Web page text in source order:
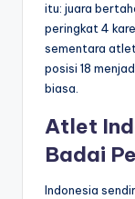
itu: juara
peringkat 4
sementara
posisi 18
biasa.
Atlet
Badai
Indonesia